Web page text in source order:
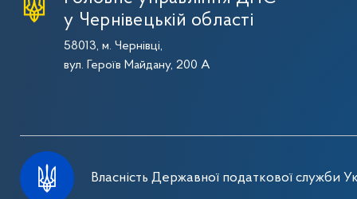
у Чернівецькій області
58013, м. Чернівці,
вул. Героїв Майдану, 200 А
Власність Державної податкової служби